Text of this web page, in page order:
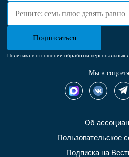
Об
Пользовательское
Подписка на
Политика в отношении обработки персональных
Мы в